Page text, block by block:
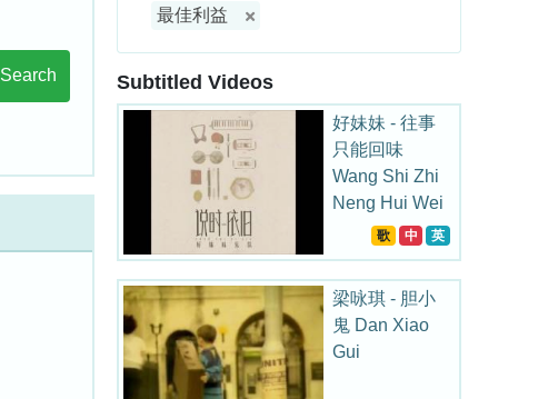
Search
最佳利益
Subtitled Videos
好妹妹 - 往事
只能回味
Wang Shi Zhi
Neng Hui Wei
歌 中 英
梁咏琪 - 胆小
鬼 Dan Xiao
Gui